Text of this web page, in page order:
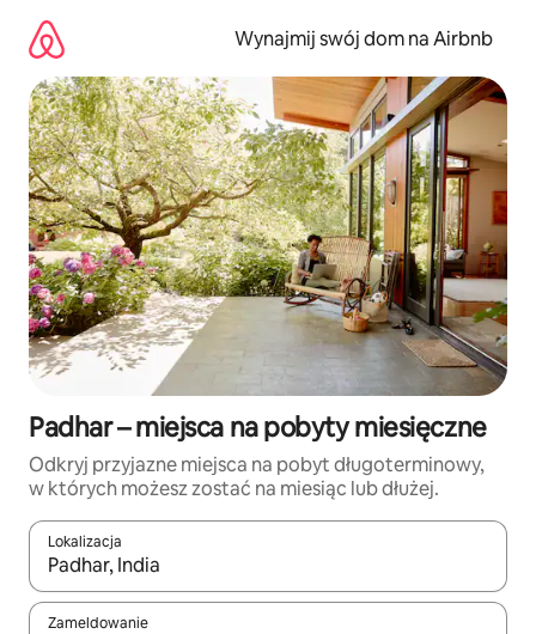
treści
Wynajmij swój dom na Airbnb
Padhar – miejsca na pobyty miesięczne
Odkryj przyjazne miejsca na pobyt długoterminowy,
w których możesz zostać na miesiąc lub dłużej.
Lokalizacja
Gdy wyniki będą dostępne, możesz poruszać się po nich za
Zameldowanie